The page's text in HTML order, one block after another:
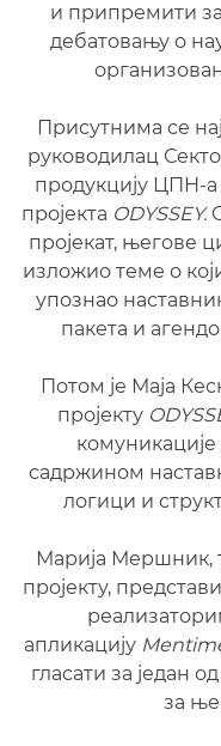
и припремити
дебатовању о
Присутнима се
руководилац
продукцију ЦПН-
пројекта ODYSSEY.
пројекат, његове
изложио теме о
упознао
пакета и
Потом је Маја
пројекту
садржином
логици и
Марија Мершник,
пројекту,
апликацију
гласати за један
за